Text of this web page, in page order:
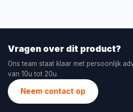
Vragen over dit product?
Ons team staat klaar met persoonlijk
van 10u tot 20u.
Neem contact op